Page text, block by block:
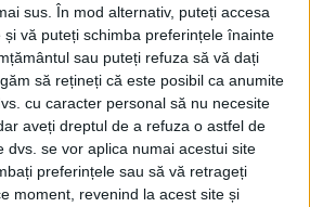
sus. În mod alternativ, puteți accesa
și vă puteți schimba preferințele înainte
sau puteți refuza să vă dați
să rețineți că este posibil ca anumite
cu caracter personal să nu necesite
aveți dreptul de a refuza o astfel de
dvs. se vor aplica numai acestui site
preferințele sau să vă retrageți
moment, revenind la acest site și